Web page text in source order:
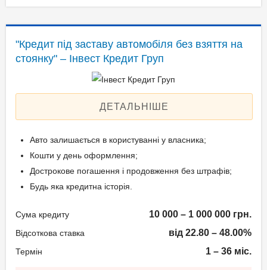
Паспорт громадянина
України;
Технічний паспорт на
авто;
Ідентифікаційний номер.
Спосіб погашення:
Aннуітет
Спосіб погашення:
Класичний
Дострокове погашення:
Без страхування
"Кредит під заставу автомобіля без взяття на
стоянку" – Інвест Кредит Груп
ДЕТАЛЬНІШЕ
Авто залишається в користуванні у власника;
Кошти у день оформлення;
Дострокове погашення і продовження без штрафів;
Будь яка кредитна історія.
Сума кредиту 10 000 – 1 000 000 грн.
Відсоткова ставка від 22.80 – 48.00%
Термін 1 – 36 міс.